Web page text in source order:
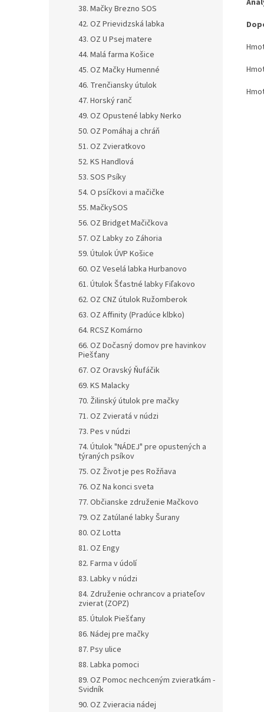
38. Mačky Brezno SOS
42. OZ Prievidzská labka
43. OZ U Psej matere
44. Malá farma Košice
45. OZ Mačky Humenné
46. Trenčiansky útulok
47. Horský ranč
49. OZ Opustené labky Nerko
50. OZ Pomáhaj a chráň
51. OZ Zvieratkovo
52. KS Handlová
53. SOS Psíky
54. O psíčkovi a mačičke
55. MačkySOS
56. OZ Bridget Mačičkova
57. OZ Labky zo Záhoria
59. Útulok ÚVP Košice
60. OZ Veselá labka Hurbanovo
61. Útulok Šťastné labky Fiľakovo
62. OZ CNZ útulok Ružomberok
63. OZ Affinity (Pradúce klbko)
64. RCSZ Komárno
66. OZ Dočasný domov pre havinkov
Piešťany
67. OZ Oravský Ňufáčik
69. KS Malacky
70. Žilinský útulok pre mačky
71. OZ Zvieratá v núdzi
73. Pes v núdzi
74. Útulok "NÁDEJ" pre opustených a
týraných psíkov
75. OZ Život je pes Rožňava
76. OZ Na konci sveta
77. Občianske združenie Mačkovo
79. OZ Zatúlané labky Šurany
80. OZ Lotta
81. OZ Engy
82. Farma v údolí
83. Labky v núdzi
84. Združenie ochrancov a priateľov
zvierat (ZOPZ)
85. Útulok Piešťany
86. Nádej pre mačky
87. Psy ulice
88. Labka pomoci
89. OZ Pomoc nechceným zvieratkám -
Svidník
90. OZ Zvieracia nádej